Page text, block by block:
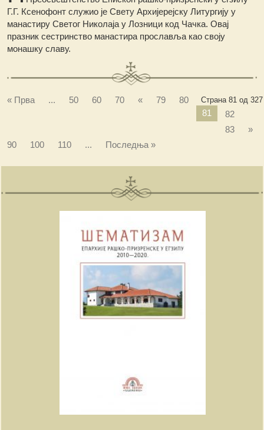
Г.Г. Ксенофонт служио је Свету Архијерејску Литургију у
манастиру Светог Николаја у Лозници код Чачка. Овај
празник сестринство манастира прославља као своју
монашку славу.
Страна 81 од 327
« Прва ... 50 60 70 « 79
80
81
82
83
»
90
100 110 ... Последња »